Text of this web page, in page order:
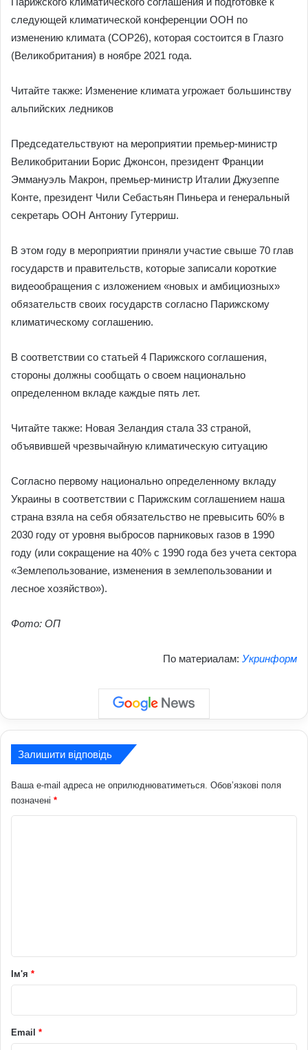
следующей климатической конференции ООН по
изменению климата (СОР26), которая состоится в Глазго
(Великобритания) в ноябре 2021 года.
Читайте также: Изменение климата угрожает большинству
альпийских ледников
Председательствуют на мероприятии премьер-министр
Великобритании Борис Джонсон, президент Франции
Эммануэль Макрон, премьер-министр Италии Джузеппе
Конте, президент Чили Себастьян Пиньера и генеральный
секретарь ООН Антониу Гутерриш.
В этом году в мероприятии приняли участие свыше 70 глав
государств и правительств, которые записали короткие
видеообращения с изложением «новых и амбициозных»
обязательств своих государств согласно Парижскому
климатическому соглашению.
В соответствии со статьей 4 Парижского соглашения,
стороны должны сообщать о своем национально
определенном вкладе каждые пять лет.
Читайте также: Новая Зеландия стала 33 страной,
объявившей чрезвычайную климатическую ситуацию
Согласно первому национально определенному вкладу
Украины в соответствии с Парижским соглашением наша
страна взяла на себя обязательство не превысить 60% в
2030 году от уровня выбросов парниковых газов в 1990
году (или сокращение на 40% с 1990 года без учета сектора
«Землепользование, изменения в землепользовании и
лесное хозяйство»).
Фото: ОП
По материалам: Укринформ
Залишити відповідь
Ваша e-mail адреса не оприлюднюватиметься. Обов’язкові поля
позначені *
рІм'я *
Email *